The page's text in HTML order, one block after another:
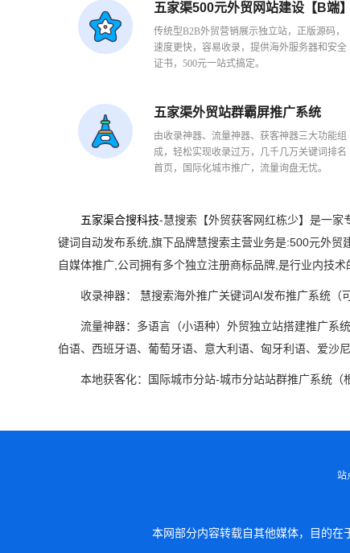
五家渠500元外贸网站建设【B端】
传统型B2B外贸营销展示独立站，正版源码，
速度更快，容易收录，提供海外服务器和安全
证书，500元一站式搞定。
五家渠外贸站群霸屏推广系统
由收录神器、流量神器、获客神器三大功能组
成，轻松实现收录过万，几千几万关键词排名
首页，国际化城市推广，流量询盘无忧。
五家渠合搜科技-慧搜索【外贸获客网红栋少】是一家
键词自动发布系统,旗下品牌慧搜索主营业务是:500元外
自媒体推广,公司拥有多个独立注册商标品牌,是行业内技
收录神器： 慧搜索海外推广关键词AI发布推广系统（
流量神器：多语言（小语种）外贸独立站搭建推广系
伯语、西班牙语、葡萄牙语、意大利语、匈牙利语、爱沙
本地获客化：国际城市分站-城市分站站群推广系统（
站
本网部分内容转载自其他媒体，目的在